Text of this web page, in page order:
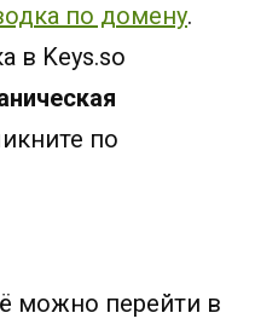
по домену.
в Keys.so
по
можно перейти в